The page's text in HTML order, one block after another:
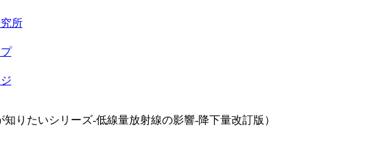
所
りたいシリーズ-低線量放射線の影響-降下量改訂版）